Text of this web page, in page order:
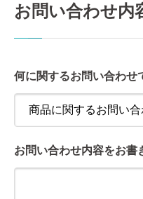
お問い合わせ内
何に関するお問い合わせ
お問い合わせ内容をお書